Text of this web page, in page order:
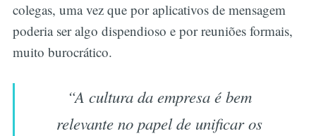
colegas, uma vez que por aplicativos de mensagem
poderia ser algo dispendioso e por reuniões formais,
muito burocrático.
“A cultura da empresa é bem
relevante no papel de unificar os